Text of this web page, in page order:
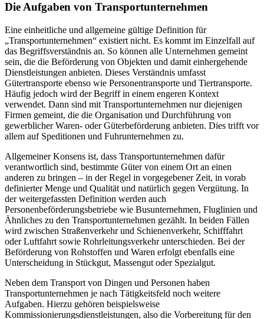
Die Aufgaben von Transportunternehmen
Eine einheitliche und allgemeine gültige Definition für
„Transportunternehmen“ existiert nicht. Es kommt im Einzelfall auf
das Begriffsverständnis an. So können alle Unternehmen gemeint
sein, die die Beförderung von Objekten und damit einhergehende
Dienstleistungen anbieten. Dieses Verständnis umfasst
Gütertransporte ebenso wie Personentransporte und Tiertransporte.
Häufig jedoch wird der Begriff in einem engeren Kontext
verwendet. Dann sind mit Transportunternehmen nur diejenigen
Firmen gemeint, die die Organisation und Durchführung von
gewerblicher Waren- oder Güterbeförderung anbieten. Dies trifft vor
allem auf Speditionen und Fuhrunternehmen zu.
Allgemeiner Konsens ist, dass Transportunternehmen dafür
verantwortlich sind, bestimmte Güter von einem Ort an einen
anderen zu bringen – in der Regel in vorgegebener Zeit, in vorab
definierter Menge und Qualität und natürlich gegen Vergütung. In
der weitergefassten Definition werden auch
Personenbeförderungsbetriebe wie Busunternehmen, Fluglinien und
Ähnliches zu den Transportunternehmen gezählt. In beiden Fällen
wird zwischen Straßenverkehr und Schienenverkehr, Schifffahrt
oder Luftfahrt sowie Rohrleitungsverkehr unterschieden. Bei der
Beförderung von Rohstoffen und Waren erfolgt ebenfalls eine
Unterscheidung in Stückgut, Massengut oder Spezialgut.
Neben dem Transport von Dingen und Personen haben
Transportunternehmen je nach Tätigkeitsfeld noch weitere
Aufgaben. Hierzu gehören beispielsweise
Kommissionierungsdienstleistungen, also die Vorbereitung für den